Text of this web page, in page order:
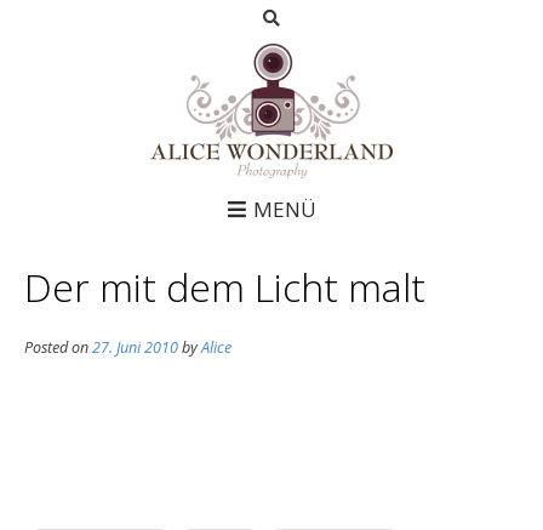
MENÜ
Der mit dem Licht malt
Posted on27. Juni 2010byAlice